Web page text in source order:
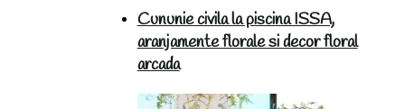
Cununie civila la piscina ISSA,
aranjamente florale si decor floral
arcada